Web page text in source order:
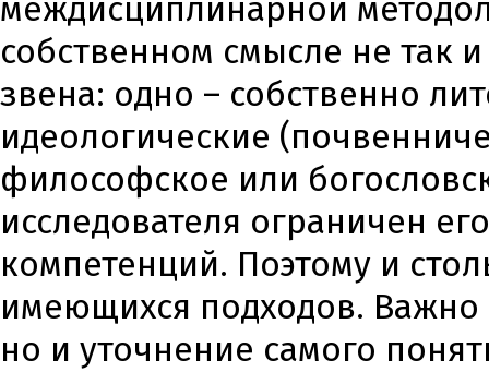
междисциплинарной
собственном смысле не так
звена: одно – собственно
идеологические
философское или
исследователя ограничен
компетенций. Поэтому и
имеющихся подходов. Важно
но и уточнение самого